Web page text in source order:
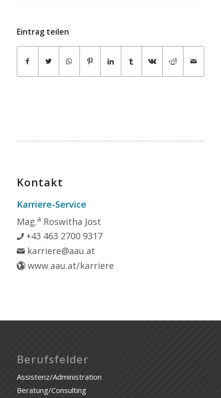
Eintrag teilen
Kontakt
Karriere-Service
Mag.a Roswitha Jost
+43 463 2700 9317
karriere@aau.at
www.aau.at/karriere
Berufsfelder
Assistenz/Administration
Beratung/Consulting